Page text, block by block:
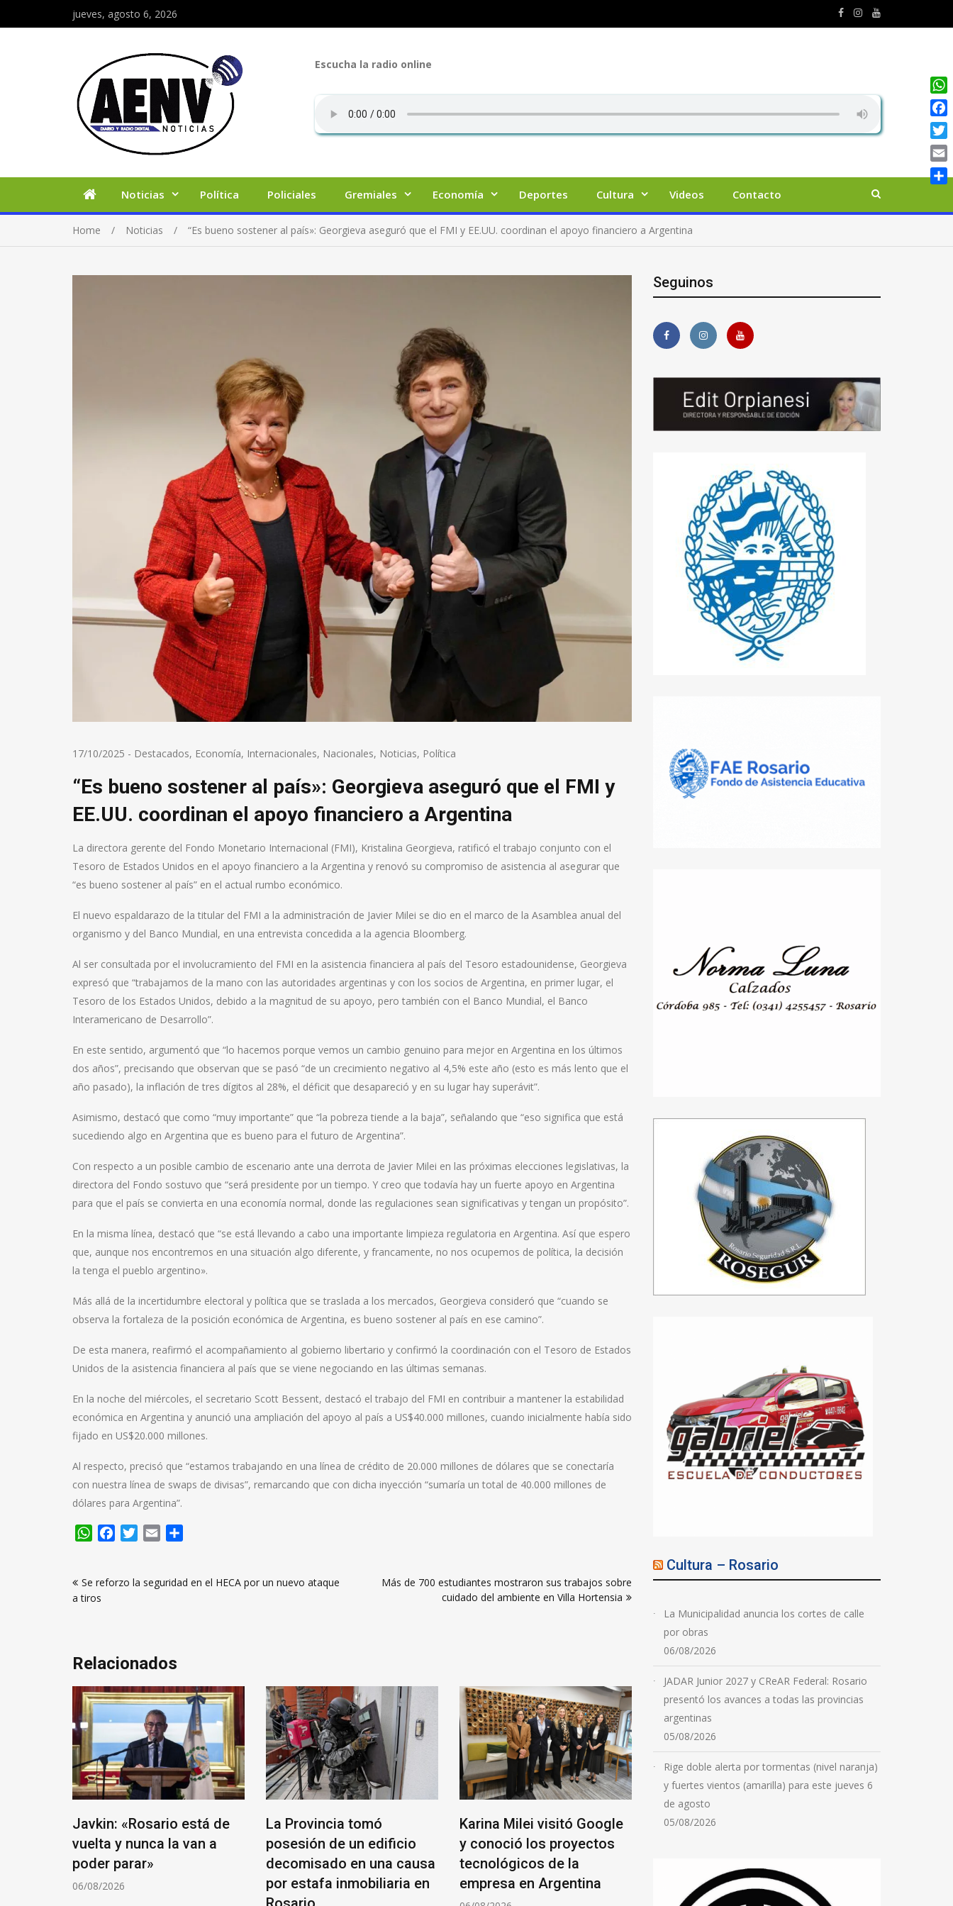
jueves, agosto 6, 2026
Escucha la radio online
Noticias Política Policiales Gremiales Economía Deportes Cultura Videos Contacto
Home Noticias “Es bueno sostener al país»: Georgieva aseguró que el FMI y EE.UU. coordinan el apoyo financiero a Argentina
17/10/2025 - Destacados, Economía, Internacionales, Nacionales, Noticias, Política
“Es bueno sostener al país»: Georgieva aseguró que el FMI y
EE.UU. coordinan el apoyo financiero a Argentina
La directora gerente del Fondo Monetario Internacional (FMI), Kristalina Georgieva, ratificó el trabajo conjunto con el
Tesoro de Estados Unidos en el apoyo financiero a la Argentina y renovó su compromiso de asistencia al asegurar que
“es bueno sostener al país” en el actual rumbo económico.
El nuevo espaldarazo de la titular del FMI a la administración de Javier Milei se dio en el marco de la Asamblea anual del
organismo y del Banco Mundial, en una entrevista concedida a la agencia Bloomberg.
Al ser consultada por el involucramiento del FMI en la asistencia financiera al país del Tesoro estadounidense, Georgieva
expresó que “trabajamos de la mano con las autoridades argentinas y con los socios de Argentina, en primer lugar, el
Tesoro de los Estados Unidos, debido a la magnitud de su apoyo, pero también con el Banco Mundial, el Banco
Interamericano de Desarrollo”.
En este sentido, argumentó que “lo hacemos porque vemos un cambio genuino para mejor en Argentina en los últimos
dos años”, precisando que observan que se pasó “de un crecimiento negativo al 4,5% este año (esto es más lento que el
año pasado), la inflación de tres dígitos al 28%, el déficit que desapareció y en su lugar hay superávit”.
Asimismo, destacó que como “muy importante” que “la pobreza tiende a la baja”, señalando que “eso significa que está
sucediendo algo en Argentina que es bueno para el futuro de Argentina”.
Con respecto a un posible cambio de escenario ante una derrota de Javier Milei en las próximas elecciones legislativas, la
directora del Fondo sostuvo que “será presidente por un tiempo. Y creo que todavía hay un fuerte apoyo en Argentina
para que el país se convierta en una economía normal, donde las regulaciones sean significativas y tengan un propósito”.
En la misma línea, destacó que “se está llevando a cabo una importante limpieza regulatoria en Argentina. Así que espero
que, aunque nos encontremos en una situación algo diferente, y francamente, no nos ocupemos de política, la decisión
la tenga el pueblo argentino».
Más allá de la incertidumbre electoral y política que se traslada a los mercados, Georgieva consideró que “cuando se
observa la fortaleza de la posición económica de Argentina, es bueno sostener al país en ese camino”.
De esta manera, reafirmó el acompañamiento al gobierno libertario y confirmó la coordinación con el Tesoro de Estados
Unidos de la asistencia financiera al país que se viene negociando en las últimas semanas.
En la noche del miércoles, el secretario Scott Bessent, destacó el trabajo del FMI en contribuir a mantener la estabilidad
económica en Argentina y anunció una ampliación del apoyo al país a US$40.000 millones, cuando inicialmente había sido
fijado en US$20.000 millones.
Al respecto, precisó que “estamos trabajando en una línea de crédito de 20.000 millones de dólares que se conectaría
con nuestra línea de swaps de divisas”, remarcando que con dicha inyección “sumaría un total de 40.000 millones de
dólares para Argentina”.
WhatsApp
FacebookTwitter
Email
deSe reforzo la seguridad en el HECA por un nuevo ataque
a tiros
Más de 700 estudiantes mostraron sus trabajos sobre
cuidado del ambiente en Villa Hortensia
Relacionados
Javkin: «Rosario está de
vuelta y nunca la van a
poder parar»
06/08/2026
La Provincia tomó
posesión de un edificio
decomisado en una causa
por estafa inmobiliaria en
Karina Milei visitó Google
y conoció los proyectos
tecnológicos de la
empresa en Argentina
Fred Machado fue
la pena
Seguinos
Cultura – Rosario
La Municipalidad anuncia los cortes de calle
por obras
06/08/2026
JADAR Junior 2027 y CReAR Federal: Rosario
presentó los avances a todas las provincias
argentinas
05/08/2026
Rige doble alerta por tormentas (nivel naranja)
y fuertes vientos (amarilla) para este jueves 6
de agosto
05/08/2026